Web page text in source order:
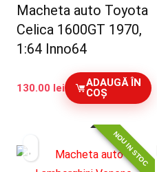
Macheta auto Toyota
Celica 1600GT 1970,
1:64 Inno64
130.00 lei
ADAUGĂ ÎN
COȘ
NOU IN STOC